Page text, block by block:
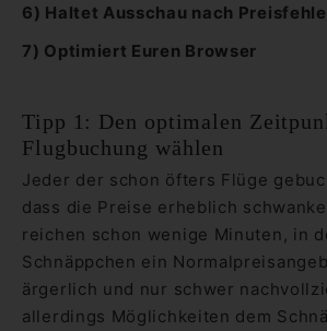
6) Haltet Ausschau nach
7) Optimiert Euren Browser
Tipp 1: Den optimalen
Flugbuchung wählen
Jeder der schon öfters Flüge
dass die Preise erheblich
reichen schon wenige Minuten, in
Schnäppchen ein
ärgerlich und nur schwer
allerdings Möglichkeiten dem